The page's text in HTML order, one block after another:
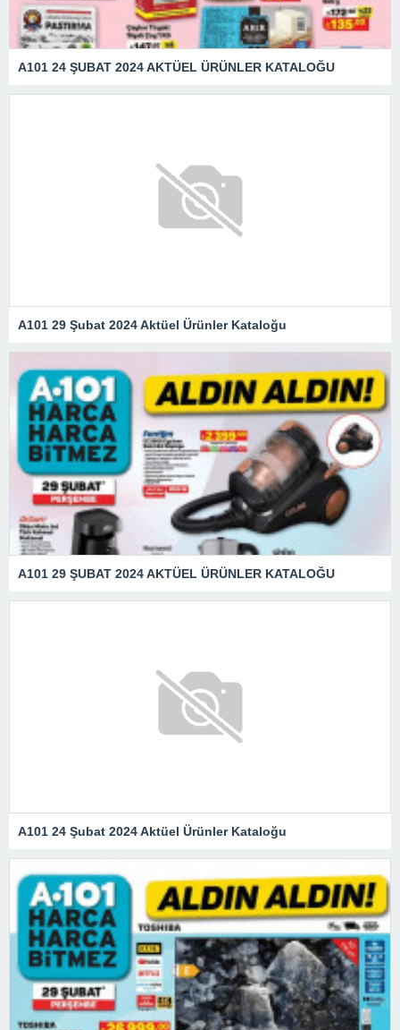
A101 24 ŞUBAT 2024 AKTÜEL ÜRÜNLER KATALOĞU
A101 29 Şubat 2024 Aktüel Ürünler Kataloğu
A101 29 ŞUBAT 2024 AKTÜEL ÜRÜNLER KATALOĞU
A101 24 Şubat 2024 Aktüel Ürünler Kataloğu